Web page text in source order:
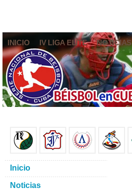
INICIO IV LIGA ELITE NOTICIAS
Inicio
Noticias